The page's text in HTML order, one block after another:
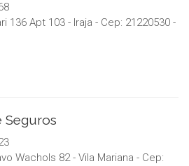
136 Apt 103 - Iraja - Cep: 21220530 -
Seguros
Wachols 82 - Vila Mariana - Cep: